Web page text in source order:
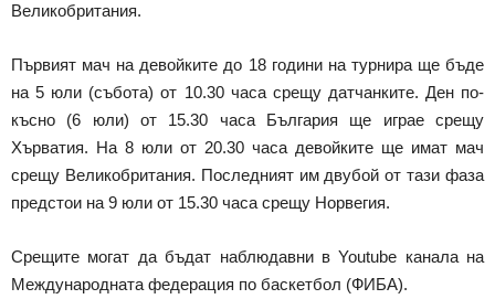
Великобритания.
Първият мач на девойките до 18 години на турнира ще бъде
на 5 юли (събота) от 10.30 часа срещу датчанките. Ден по-
късно (6 юли) от 15.30 часа България ще играе срещу
Хърватия. На 8 юли от 20.30 часа девойките ще имат мач
срещу Великобритания. Последният им двубой от тази фаза
предстои на 9 юли от 15.30 часа срещу Норвегия.
Срещите могат да бъдат наблюдавни в Youtube канала на
Международната федерация по баскетбол (ФИБА).